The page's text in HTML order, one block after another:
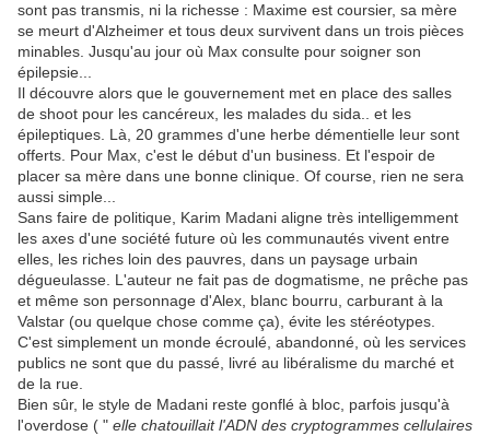
sont pas transmis, ni la richesse : Maxime est coursier, sa mère
se meurt d'Alzheimer et tous deux survivent dans un trois pièces
minables. Jusqu'au jour où Max consulte pour soigner son
épilepsie...
Il découvre alors que le gouvernement met en place des salles
de shoot pour les cancéreux, les malades du sida.. et les
épileptiques. Là, 20 grammes d'une herbe démentielle leur sont
offerts. Pour Max, c'est le début d'un business. Et l'espoir de
placer sa mère dans une bonne clinique. Of course, rien ne sera
aussi simple...
Sans faire de politique, Karim Madani aligne très intelligemment
les axes d'une société future où les communautés vivent entre
elles, les riches loin des pauvres, dans un paysage urbain
dégueulasse. L'auteur ne fait pas de dogmatisme, ne prêche pas
et même son personnage d'Alex, blanc bourru, carburant à la
Valstar (ou quelque chose comme ça), évite les stéréotypes.
C'est simplement un monde écroulé, abandonné, où les services
publics ne sont que du passé, livré au libéralisme du marché et
de la rue.
Bien sûr, le style de Madani reste gonflé à bloc, parfois jusqu'à
l'overdose ( " elle chatouillait l'ADN des cryptogrammes cellulaires